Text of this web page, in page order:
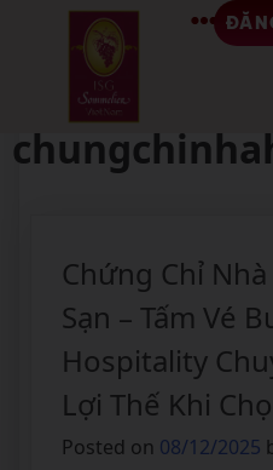
Tag:
Chứng Chỉ
Sạn – Tấm Vé
Hospitality
Lợi Thế Khi
Posted on 08/12/2025